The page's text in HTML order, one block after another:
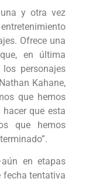
una y otra vez
Ofrece una
en última
personajes
Kahane,
que hemos
que esta
que hemos
en etapas
fecha tentativa